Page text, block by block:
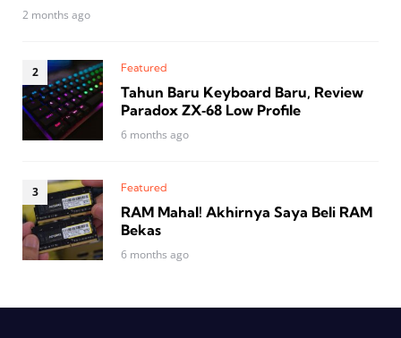
2 months ago
Featured
Tahun Baru Keyboard Baru, Review
Paradox ZX‑68 Low Profile
6 months ago
Featured
RAM Mahal! Akhirnya Saya Beli RAM
Bekas
6 months ago